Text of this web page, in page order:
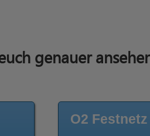
genauer
O2 Festnetz